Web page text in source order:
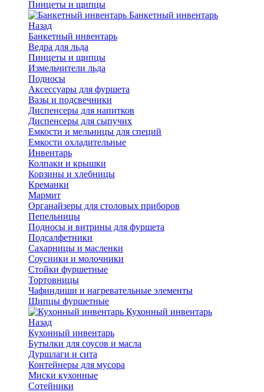
Пинцеты и щипцы
Банкетный инвентарь
Назад
Банкетный инвентарь
Ведра для льда
Пинцеты и щипцы
Измельчители льда
Подносы
Аксессуары для фуршета
Вазы и подсвечники
Диспенсеры для напитков
Диспенсеры для сыпучих
Емкости и мельницы для специй
Емкости охладительные
Инвентарь
Колпаки и крышки
Корзины и хлебницы
Креманки
Мармит
Органайзеры для столовых приборов
Пепельницы
Подносы и витрины для фуршета
Подсалфетники
Сахарницы и масленки
Соусники и молочники
Стойки фуршетные
Тортовницы
Чафиндиши и нагревательные элементы
Щипцы фуршетные
Кухонный инвентарь
Назад
Кухонный инвентарь
Бутылки для соусов и масла
Дуршлаги и сита
Контейнеры для мусора
Миски кухонные
Сотейники